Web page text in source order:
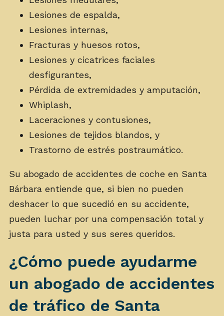
Lesiones de espalda,
Lesiones internas,
Fracturas y huesos rotos,
Lesiones y cicatrices faciales
desfigurantes,
Pérdida de extremidades y amputación,
Whiplash,
Laceraciones y contusiones,
Lesiones de tejidos blandos, y
Trastorno de estrés postraumático.
Su abogado de accidentes de coche en Santa
Bárbara entiende que, si bien no pueden
deshacer lo que sucedió en su accidente,
pueden luchar por una compensación total y
justa para usted y sus seres queridos.
¿Cómo puede ayudarme
un abogado de accidentes
de tráfico de Santa